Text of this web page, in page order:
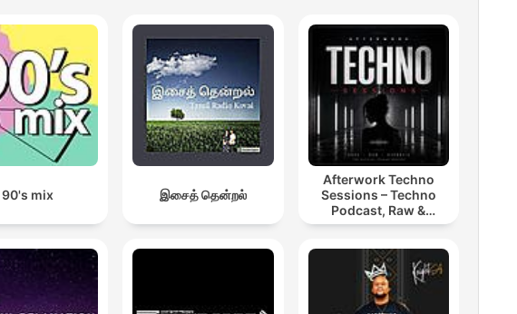
90's mix இசைத் தென்றல்
Afterwork Techno
Sessions – Techno
Podcast, Raw &
Hypnotic Techno